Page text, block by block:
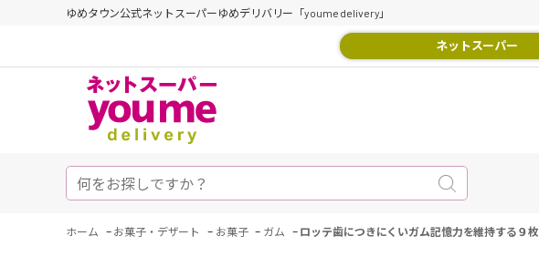
ゆめタウン公式ネットスーパーゆめデリバリー「youme delivery」
ネットスーパー
ホーム - お菓子・デザート - お菓子 - ガム - ロッテ歯につきにくいガム記憶力を維持する９枚